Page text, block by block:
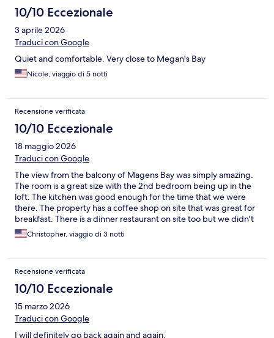
10/10 Eccezionale
3 aprile 2026
Traduci con Google
Quiet and comfortable. Very close to Megan's Bay
Nicole, viaggio di 5 notti
Recensione verificata
10/10 Eccezionale
18 maggio 2026
Traduci con Google
The view from the balcony of Magens Bay was simply amazing.
The room is a great size with the 2nd bedroom being up in the
loft. The kitchen was good enough for the time that we were
there. The property has a coffee shop on site that was great for
breakfast. There is a dinner restaurant on site too but we didn't
eat there. It is a beautiful property. Would definitely stay there
again. The cat sanctuary onsite was a bonus as we love cats.
Christopher, viaggio di 3 notti
Recensione verificata
10/10 Eccezionale
15 marzo 2026
Traduci con Google
I will definitely go back again and again.